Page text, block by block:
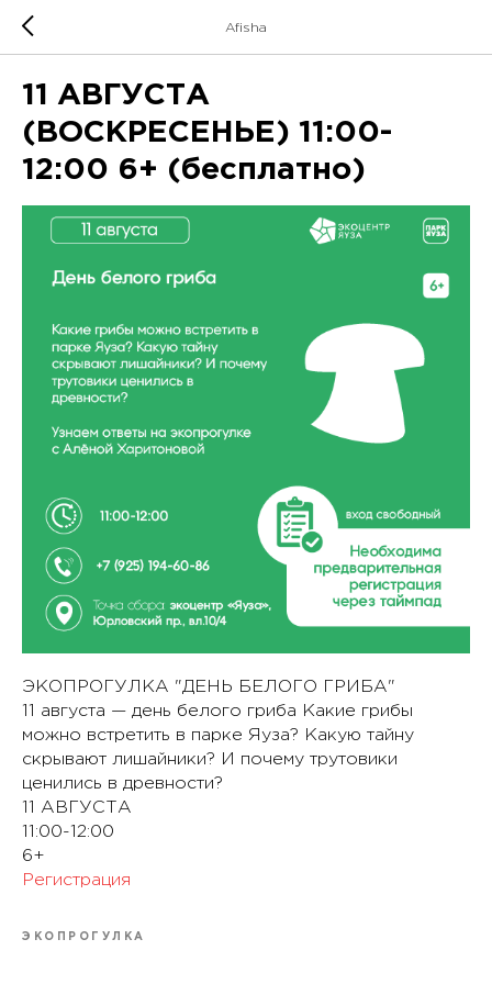
Afisha
11 АВГУСТА
(ВОСКРЕСЕНЬЕ) 11:00-
12:00 6+ (бесплатно)
ЭКОПРОГУЛКА "ДЕНЬ БЕЛОГО ГРИБА"
11 августа — день белого гриба Какие грибы
можно встретить в парке Яуза? Какую тайну
скрывают лишайники? И почему трутовики
ценились в древности?
11 АВГУСТА
11:00-12:00
6+
Регистрация
ЭКОПРОГУЛКА